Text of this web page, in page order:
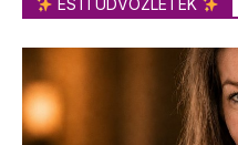
ESTI ÜDVÖZLETEK